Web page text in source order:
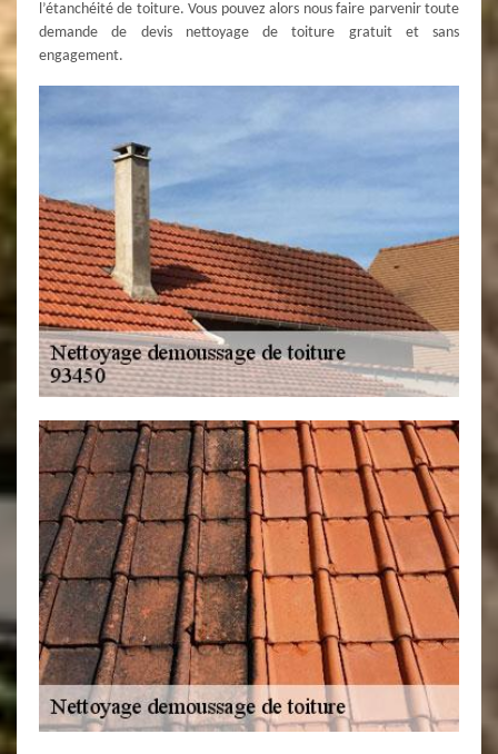
l’étanchéité de toiture. Vous pouvez alors nous faire parvenir toute
demande de devis nettoyage de toiture gratuit et sans
engagement.